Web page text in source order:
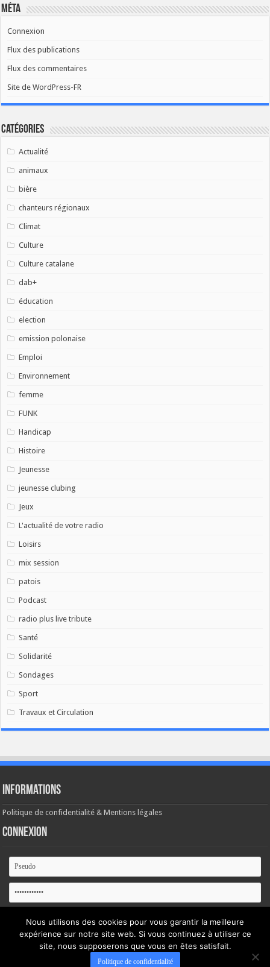
Méta
Connexion
Flux des publications
Flux des commentaires
Site de WordPress-FR
Catégories
Actualité
animaux
bière
chanteurs régionaux
Climat
Culture
Culture catalane
dab+
éducation
election
emission polonaise
Emploi
Environnement
femme
FUNK
Handicap
Histoire
Jeunesse
jeunesse clubing
Jeux
L'actualité de votre radio
Loisirs
mix session
patois
Podcast
radio plus live tribute
Santé
Solidarité
Sondages
Sport
Travaux et Circulation
Informations
Politique de confidentialité & Mentions légales
Connexion
Se souvenir de moi
Mot de passe oublié ?
Nous utilisons des cookies pour vous garantir la meilleure
expérience sur notre site web. Si vous continuez à utiliser ce
site, nous supposerons que vous en êtes satisfait.
Politique de confidentialité